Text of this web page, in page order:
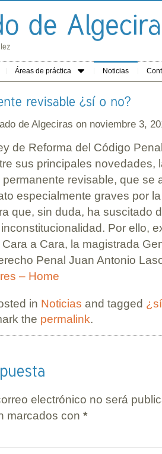
Áreas de práctica Noticias
de Algeciras on noviembre 3,
de Reforma del Código
sus principales novedades,
revisable, que se
especialmente graves por
que, sin duda, ha suscitado
Por ello,
a Cara, la magistrada
Penal Juan Antonio
– Home
in Noticias and tagged ¿sí
the permalink.
electrónico no será
marcados con *